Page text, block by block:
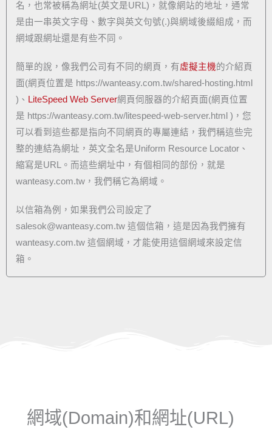
名，也常被稱為網址(英文是URL)，就像網站的地址，通常
是由一串英文字母、數字與英文句號(.)與網域後綴組成，而
網域跟網址還是有些不同。
簡單的說，像我們公司有不同的網頁，有虛擬主機的介紹頁
面(網頁位置是 https://wanteasy.com.tw/shared-hosting.html
)、 LiteSpeed Web Server網頁伺服器的介紹頁面(網頁位置
是 https://wanteasy.com.tw/litespeed-web-server.html )，您
可以看到這些都是指向不同網頁的專屬連結，我們稱這些完
整的連結為網址，英文全名是Uniform Resource Locator、
縮寫是URL。而這些網址中，有個相同的部份，就是
wanteasy.com.tw，我們稱它為網域。
以信箱為例，如果我們公司設定了
salesok@wanteasy.com.tw這個信箱，這是因為我們擁有
wanteasy.com.tw 這個網域，才能使用這個網域來設定信
箱。
網域(Domain)和網址(URL)